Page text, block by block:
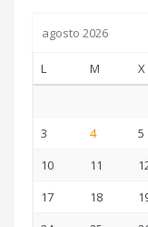
agosto 2026
L M X
3
4 5
10
11
17
18